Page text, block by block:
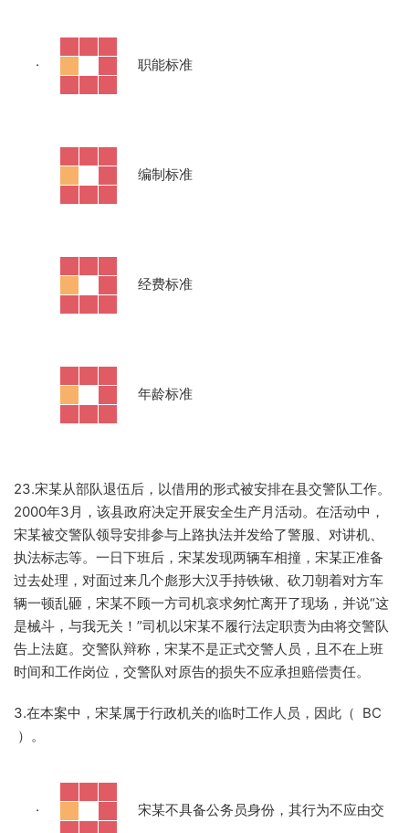
· 职能标准
编制标准
经费标准
年龄标准
23.宋某从部队退伍后，以借用的形式被安排在县交警队工作。
2000年3月，该县政府决定开展安全生产月活动。在活动中，
宋某被交警队领导安排参与上路执法并发给了警服、对讲机、
执法标志等。一日下班后，宋某发现两辆车相撞，宋某正准备
过去处理，对面过来几个彪形大汉手持铁锹、砍刀朝着对方车
辆一顿乱砸，宋某不顾一方司机哀求匆忙离开了现场，并说“这
是械斗，与我无关！”司机以宋某不履行法定职责为由将交警队
告上法庭。交警队辩称，宋某不是正式交警人员，且不在上班
时间和工作岗位，交警队对原告的损失不应承担赔偿责任。
3.在本案中，宋某属于行政机关的临时工作人员，因此（ BC
）。
· 宋某不具备公务员身份，其行为不应由交